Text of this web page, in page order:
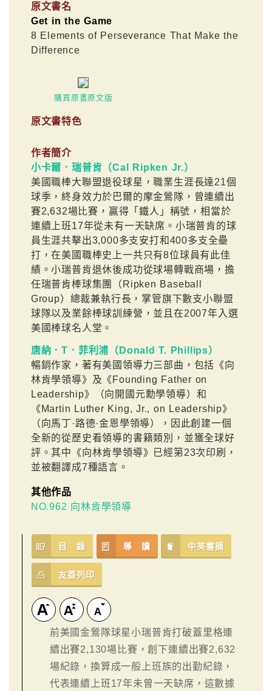
原文書名
Get in the Game
8 Elements of Perseverance That Make the
Difference
購買原書原文版
原文書特色
作者簡介
小卡爾．瑞普肯（Cal Ripken Jr.）
美國職棒大聯盟退役球星，職業生涯長達21個
球季，終身效力於巴爾的摩金鶯隊，曾連續出
賽2,632場比賽，贏得「鐵人」稱號，相當於
連續上班17年從未有一天缺席。小瑞普肯的球
員生涯共擊出3,000多支安打和400多支全壘
打，在美國職棒史上一共只有8位球員有此佳
績。小瑞普肯退休後成功從球場轉戰商場，擔
任瑞普肯棒球集團（Ripken Baseball
Group）總裁兼執行長，掌管旗下數支小聯盟
球隊以及業餘棒球訓練營，並且在2007年入選
美國棒球名人堂。
唐納．T．菲利浦（Donald T. Phillips）
暢銷作家，著有美國領導力三部曲，包括《向
林肯學領導》及《Founding Father on
Leadership》（向開國元勳學領導）和
《Martin Luther King, Jr., on Leadership》
（向馬丁·路德·金恩學領導），因此創建一個
全新的從歷史看領導的書籍類別，並獲全球好
評。其中《向林肯學領導》已經第23次印刷，
並被翻譯成7種語言。
其他作品
NO.962 向林肯學領導
目 錄 導 讀 中英書摘
友善列印
前美國金鶯隊球星小瑞普肯打破蓋里格連
續出賽2,130場比賽，創下連續出賽2,632
場紀錄，換算成一般上班族的出勤紀錄，
代表連續上班17年未曾一天缺席，這數據